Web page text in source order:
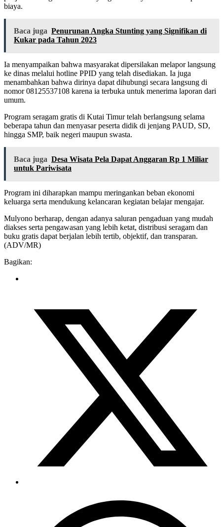
biaya.
Baca juga Penurunan Angka Stunting yang Signifikan di
Kukar pada Tahun 2023
Ia menyampaikan bahwa masyarakat dipersilakan melapor langsung
ke dinas melalui hotline PPID yang telah disediakan. Ia juga
menambahkan bahwa dirinya dapat dihubungi secara langsung di
nomor 08125537108 karena ia terbuka untuk menerima laporan dari
umum.
Program seragam gratis di Kutai Timur telah berlangsung selama
beberapa tahun dan menyasar peserta didik di jenjang PAUD, SD,
hingga SMP, baik negeri maupun swasta.
Baca juga Desa Wisata Pela Dapat Anggaran Rp 1 Miliar
untuk Pariwisata
Program ini diharapkan mampu meringankan beban ekonomi
keluarga serta mendukung kelancaran kegiatan belajar mengajar.
Mulyono berharap, dengan adanya saluran pengaduan yang mudah
diakses serta pengawasan yang lebih ketat, distribusi seragam dan
buku gratis dapat berjalan lebih tertib, objektif, dan transparan.
(ADV/MR)
Bagikan: